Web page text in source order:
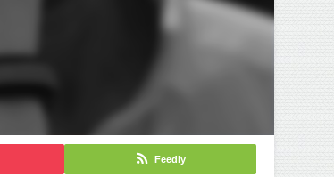
Feedly